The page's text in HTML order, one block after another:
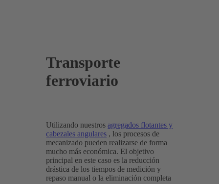
Transporte
ferroviario
Utilizando nuestrosagregados flotantes y
cabezales angulares , los procesos de
mecanizado pueden realizarse de forma
mucho más económica. El objetivo
principal en este caso es la reducción
drástica de los tiempos de medición y
repaso manual o la eliminación completa